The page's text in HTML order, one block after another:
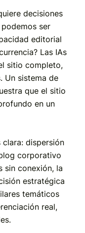
decisiones
ser
editorial
Las IAs
sitio completo,
Un sistema de
que el sitio
en un
dispersión
corporativo
sin conexión, la
estratégica
temáticos
real,